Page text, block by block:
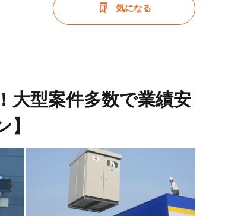
気になる
大型案件多数で業績安